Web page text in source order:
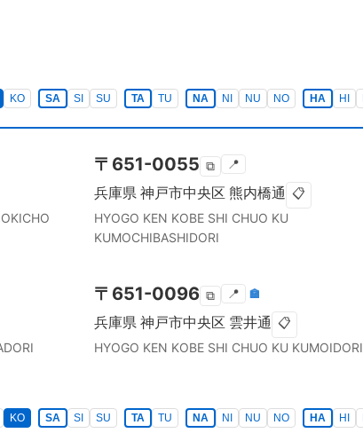
KO SA SI SU TA TU NA NI NU NO HA HI
〒 651-0055 ⧉ 📍
兵庫県 神戸市中央区 熊内橋通 📋
HYOGO KEN KOBE SHI CHUO KU
KUMOCHIBASHIDORI
〒 651-0096 ⧉ 📍 🏣
兵庫県 神戸市中央区 雲井通 📋
HYOGO KEN KOBE SHI CHUO KU KUMOIDORI
KO SA SI SU TA TU NA NI NU NO HA HI